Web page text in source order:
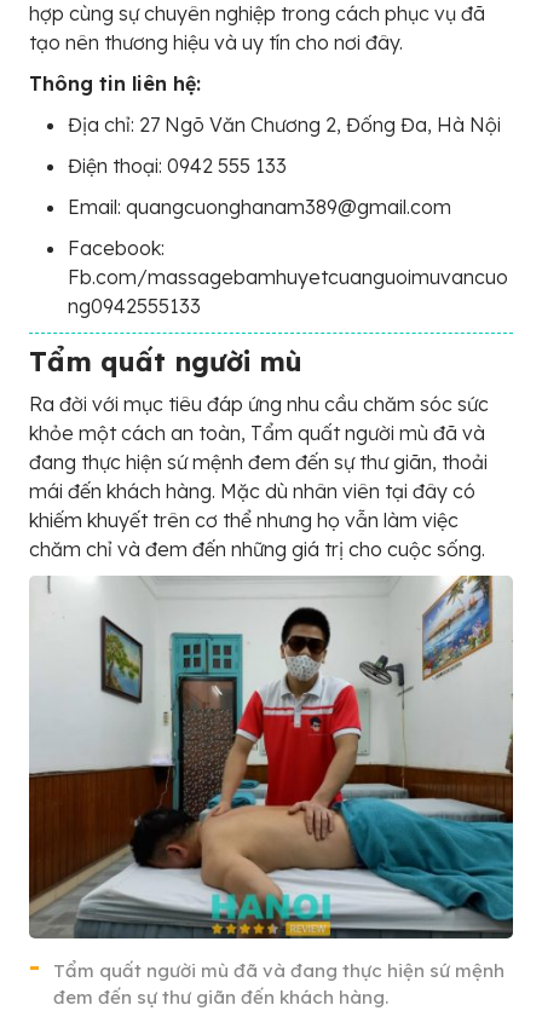
hợp cùng sự chuyên nghiệp trong cách phục vụ đã
tạo nên thương hiệu và uy tín cho nơi đây.
Thông tin liên hệ:
Địa chỉ: 27 Ngõ Văn Chương 2, Đống Đa, Hà Nội
Điện thoại: 0942 555 133
Email: quangcuonghanam389@gmail.com
Facebook:
Fb.com/massagebamhuyetcuanguoimuvancuo
ng0942555133
Tẩm quất người mù
Ra đời với mục tiêu đáp ứng nhu cầu chăm sóc sức
khỏe một cách an toàn, Tẩm quất người mù đã và
đang thực hiện sứ mệnh đem đến sự thư giãn, thoải
mái đến khách hàng. Mặc dù nhân viên tại đây có
khiếm khuyết trên cơ thể nhưng họ vẫn làm việc
chăm chỉ và đem đến những giá trị cho cuộc sống.
Tẩm quất người mù đã và đang thực hiện sứ mệnh
đem đến sự thư giãn đến khách hàng.